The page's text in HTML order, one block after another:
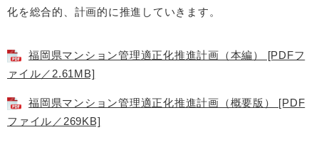
化を総合的、計画的に推進していきます。
福岡県マンション管理適正化推進計画（本編） [PDFフ
ァイル／2.61MB]
福岡県マンション管理適正化推進計画（概要版） [PDF
ファイル／269KB]